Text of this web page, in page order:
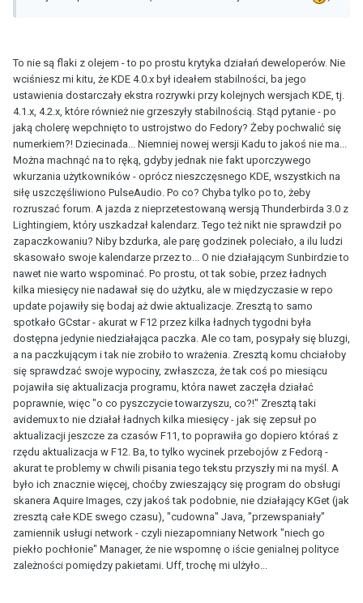
To nie są flaki z olejem - to po prostu krytyka działań deweloperów. Nie
wciśniesz mi kitu, że KDE 4.0.x był ideałem stabilności, ba jego
ustawienia dostarczały ekstra rozrywki przy kolejnych wersjach KDE, tj.
4.1.x, 4.2.x, które również nie grzeszyły stabilnością. Stąd pytanie - po
jaką cholerę wepchnięto to ustrojstwo do Fedory? Żeby pochwalić się
numerkiem?! Dziecinada... Niemniej nowej wersji Kadu to jakoś nie ma...
Można machnąć na to ręką, gdyby jednak nie fakt uporczywego
wkurzania użytkowników - oprócz nieszczęsnego KDE, wszystkich na
siłę uszczęśliwiono PulseAudio. Po co? Chyba tylko po to, żeby
rozruszać forum. A jazda z nieprzetestowaną wersją Thunderbirda 3.0 z
Lightingiem, który uszkadzał kalendarz. Tego też nikt nie sprawdził po
zapaczkowaniu? Niby bzdurka, ale parę godzinek poleciało, a ilu ludzi
skasowało swoje kalendarze przez to... O nie działającym Sunbirdzie to
nawet nie warto wspominać. Po prostu, ot tak sobie, przez ładnych
kilka miesięcy nie nadawał się do użytku, ale w międzyczasie w repo
update pojawiły się bodaj aż dwie aktualizacje. Zresztą to samo
spotkało GCstar - akurat w F12 przez kilka ładnych tygodni była
dostępna jedynie niedziałająca paczka. Ale co tam, posypały się bluzgi,
a na paczkującym i tak nie zrobiło to wrażenia. Zresztą komu chciałoby
się sprawdzać swoje wypociny, zwłaszcza, że tak coś po miesiącu
pojawiła się aktualizacja programu, która nawet zaczęła działać
poprawnie, więc "o co pyszczycie towarzyszu, co?!" Zresztą taki
avidemux to nie działał ładnych kilka miesięcy - jak się zepsuł po
aktualizacji jeszcze za czasów F11, to poprawiła go dopiero któraś z
rzędu aktualizacja w F12. Ba, to tylko wycinek przebojów z Fedorą -
akurat te problemy w chwili pisania tego tekstu przyszły mi na myśl. A
było ich znacznie więcej, choćby zwieszający się program do obsługi
skanera Aquire Images, czy jakoś tak podobnie, nie działający KGet (jak
zresztą całe KDE swego czasu), "cudowna" Java, "przewspaniały"
zamiennik usługi network - czyli niezapomniany Network "niech go
piekło pochłonie" Manager, że nie wspomnę o iście genialnej polityce
zależności pomiędzy pakietami. Uff, trochę mi ulżyło...